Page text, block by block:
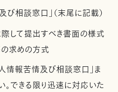
び相談窓口」（末尾に記載）
して提出すべき書面の様式
求めの方式
情報苦情及び相談窓口」ま
。できる限り迅速に対応いた